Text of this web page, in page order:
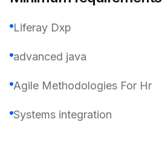
Liferay Dxp
advanced java
Agile Methodologies For Hr
Systems integration